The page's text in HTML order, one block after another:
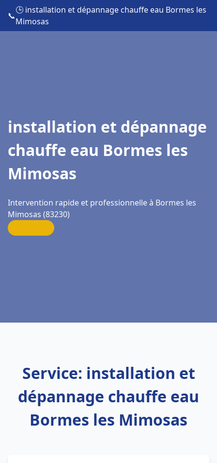
📞
🕒 installation et dépannage chauffe eau Bormes les
Mimosas
installation et dépannage
chauffe eau Bormes les
Mimosas
Intervention rapide et professionnelle à Bormes les
Mimosas (83230)
Service: installation et
dépannage chauffe eau
Bormes les Mimosas